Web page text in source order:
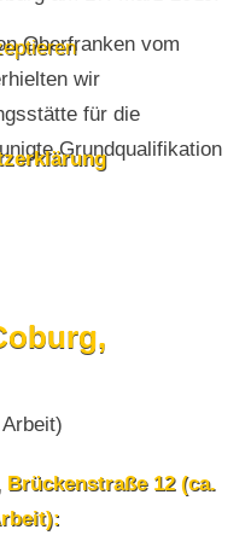
Oberfranken vom
wir
für die
Grundqualifikation